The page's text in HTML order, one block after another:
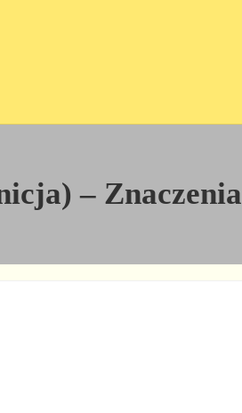
– Znaczenia